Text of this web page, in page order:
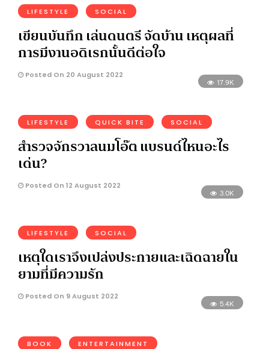
LIFESTYLE SOCIAL
เขียนบันทึก เล่นดนตรี จัดบ้าน เหตุผลที่
การมีงานอดิเรกนั้นดีต่อใจ
Posted On 20 August 2022
17.9K
LIFESTYLE QUICK BITE SOCIAL
สํารวจจักรวาลนมโอ๊ต แบรนด์ไหนอะไร
เด่น?
Posted On 12 August 2022
3.0K
LIFESTYLE SOCIAL
เหตุใดเราจึงเปล่งประกายและเฉิดฉายใน
ยามที่มีความรัก
Posted On 9 August 2022
5.4K
BOOK ENTERTAINMENT